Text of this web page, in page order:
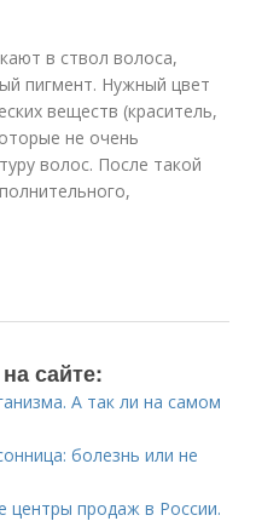
в ствол волоса,
пигмент. Нужный цвет
веществ (краситель,
не очень
волос. После такой
сайте:
А так ли на самом
болезнь или не
центры продаж в России.